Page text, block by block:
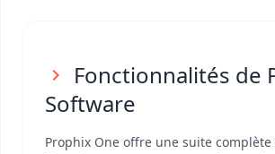
Fonctionnalités de
Software
Prophix One offre une suite